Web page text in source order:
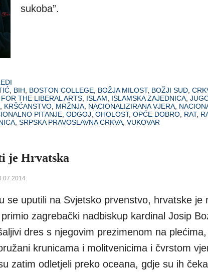
sukoba”.
BIH BOSTON COLLEGE BOŽJA MILOST, BOŽJI SUD
THE LIBERAL ARTS ISLAM ISLAMSKA ZAJEDNICA
KRŠĆANSTVO MRŽNJA NACIONALIZIRANA VJERA
PITANJE ODGOJ OHOLOST, OPĆE DOBRO RAT,
SRPSKA PRAVOSLAVNA CRKVA VUKOVAR
je Hrvatska
se uputili na Svjetsko prvenstvo, hrvatske je
zagrebački nadbiskup kardinal Josip
dres s njegovim prezimenom na
krunicama i molitvenicima i čvrstom
zatim odletjeli preko oceana, gdje su ih